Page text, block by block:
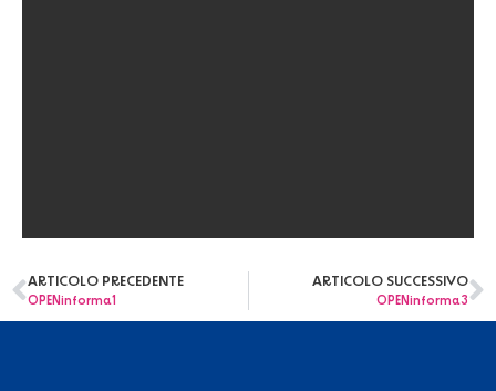
ARTICOLO PRECEDENTE
OPENinforma1
ARTICOLO SUCCESSIVO
OPENinforma3